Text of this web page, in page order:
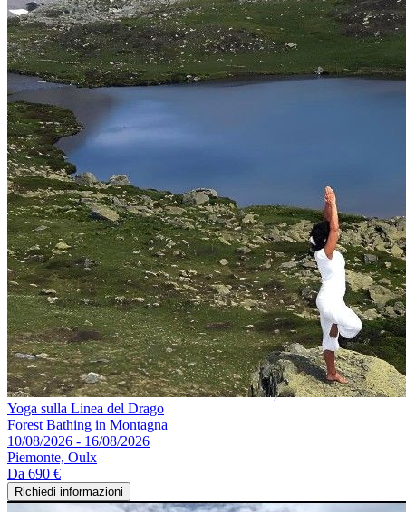
Yoga sulla Linea del Drago
Forest Bathing in Montagna
10/08/2026 - 16/08/2026
Piemonte, Oulx
Da 690 €
Richiedi informazioni